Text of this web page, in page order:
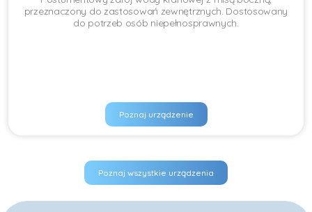
przeznaczony do zastosowań zewnętrznych. Dostosowany
do potrzeb osób niepełnosprawnych.
Poznaj urządzenie
Poznaj wszystkie urządzenia